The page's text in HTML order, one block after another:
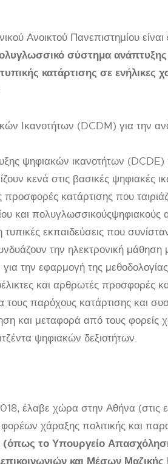
Ανοικτού Πανεπιστημίου
σύστημα
κατάρτισης σε ενήλικες
Ικανοτήτων (DCDM) για την
ψηφιακών ικανοτήτων
κενά στις βασικές ψηφιακές
προσφορές κατάρτισης που
και πολυγλωσσικούςψηφιακούς
εκπαιδεύσεις που
την ηλεκτρονική
την εφαρμογή της
και αρθρωτές προσφορές
τους παρόχους κατάρτισης και
και μεταφορά από τους φορείς
ψηφιακών δεξιοτήτων.
έλαβε χώρα στην Αθήνα (στις
χάραξης πολιτικής και
το Υπουργείο
και Μέσων